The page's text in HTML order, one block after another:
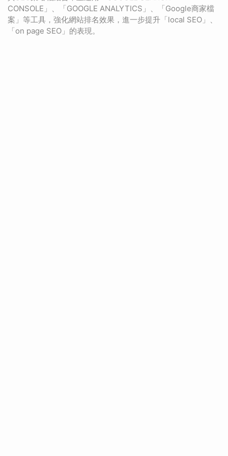
CONSOLE」、「GOOGLE ANALYTICS」、「Google商家檔
案」等工具，強化網站排名效果，進一步提升「local SEO」、
「on page SEO」的表現。